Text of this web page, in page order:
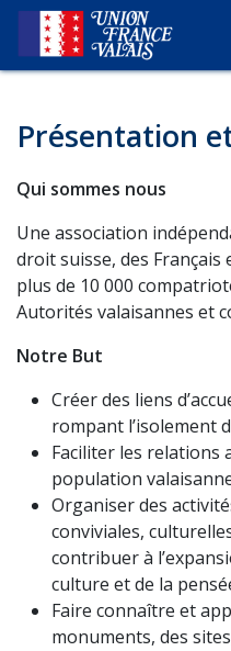
Se rendre au contenu
Présentation
Qui sommes nous
Une association
droit suisse, des Français
plus de 10 000
Autorités valaisannes et
Notre But
Créer des liens
rompant l’isolement
Faciliter les relations
population
Organiser des
conviviales,
contribuer à
culture et de la
Faire connaître et
monuments, des